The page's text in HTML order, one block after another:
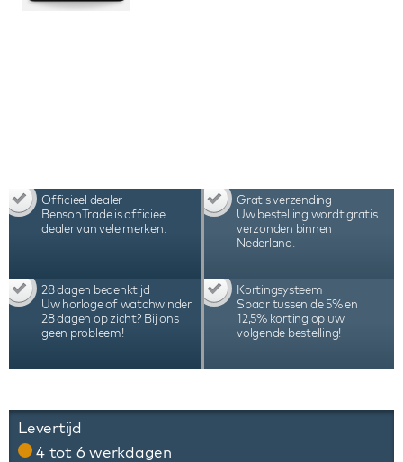
Officieel dealer
BensonTrade is officieel
dealer van vele merken.
Gratis verzending
Uw bestelling wordt gratis
verzonden binnen
Nederland.
28 dagen bedenktijd
Uw horloge of watchwinder
28 dagen op zicht? Bij ons
geen probleem!
Kortingsysteem
Spaar tussen de 5% en
12,5% korting op uw
volgende bestelling!
Levertijd
4 tot 6 werkdagen